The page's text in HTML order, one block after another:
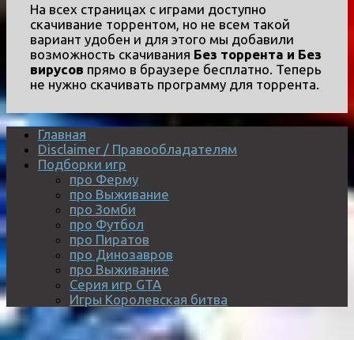
На всех страницах с играми доступно
скачивание торрентом, но не всем такой
вариант удобен и для этого мы добавили
возможность скачивания Без торрента и Без
вирусов прямо в браузере бесплатно. Теперь
не нужно скачивать программу для торрента.
Главная
Disclaimer / Правообладателям
Подборки игр
про Ферму
про Выживание
про Зомби
про Футбол
про Пиратов
про Динозавров
про Выживание
Серия игр GTA
Игры Королевская битва